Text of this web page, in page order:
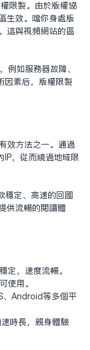
限制。由于版权协
生效。当你身处版
这与视频网站的区
例如服务器故障、
因素后，版权限制
效方法之一。通过
IP，从而绕过地域限
稳定、高速的回国
供流畅的阅读体
定，速度流畅。
使用。
、Android等多个平
时长，亲身体验